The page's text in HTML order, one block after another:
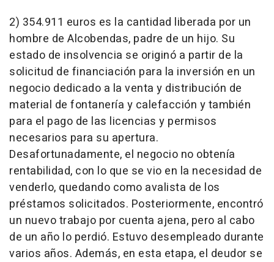
2) 354.911 euros es la cantidad liberada por un
hombre de Alcobendas, padre de un hijo. Su
estado de insolvencia se originó a partir de la
solicitud de financiación para la inversión en un
negocio dedicado a la venta y distribución de
material de fontanería y calefacción y también
para el pago de las licencias y permisos
necesarios para su apertura.
Desafortunadamente, el negocio no obtenía
rentabilidad, con lo que se vio en la necesidad de
venderlo, quedando como avalista de los
préstamos solicitados. Posteriormente, encontró
un nuevo trabajo por cuenta ajena, pero al cabo
de un año lo perdió. Estuvo desempleado durante
varios años. Además, en esta etapa, el deudor se